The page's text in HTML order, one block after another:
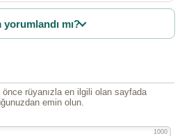
yorumlandı mı?
önce rüyanızla en ilgili olan sayfada
emin olun.
1000